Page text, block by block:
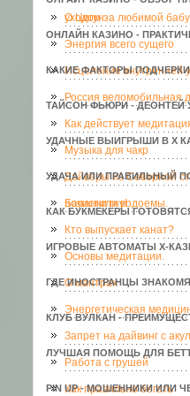
ОНЛАЙН КАЗИНО -
КАКИЕ ФАКТОРЫ
ТАЙСОН ФЬЮРИ - ДЕОНТЕЙ
УДАЧНЫЕ ВЫИГРЫШИ В X
УДАЧА ИЛИ ПРАВИЛЬНЫЙ
КАК БУКМЕКЕРЫ
ИГРОВЫЕ АВТОМАТЫ Х-
ГДЕ ИНОСТРАНЦЫ
КЛУБ ВУЛКАН -
ЛУЧШАЯ ПОМОЩЬ ДЛЯ
PIN UP - МОШЕННИКИ ИЛИ
уходом за любимой
О Цигун
Энергия всего сущего
Исцеление внутренней
Россия веломобильная
Как действует
Музыка для чакр
Дайверы из Северной
почистили водоемы.
Баранки гну!
Кто выпускает канат?
Основы медитации.
О мантрах
Энергетическая
Запрет на дайвинг с
Работа с грушей
Как правильно бегать